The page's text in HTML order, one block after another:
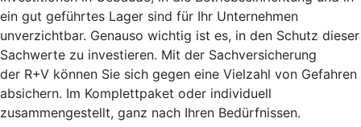
ein gut geführtes Lager sind für Ihr Unternehmen
unverzichtbar. Genauso wichtig ist es, in den Schutz dieser
Sachwerte zu investieren. Mit der Sachversicherung
der R+V können Sie sich gegen eine Vielzahl von Gefahren
absichern. Im Komplettpaket oder individuell
zusammengestellt, ganz nach Ihren Bedürfnissen.